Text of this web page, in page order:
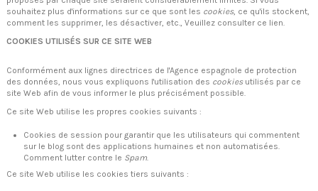
souhaitez plus d'informations sur ce que sont les cookies, ce qu'ils stockent,
comment les supprimer, les désactiver, etc., Veuillez consulter ce lien.
COOKIES UTILISÉS SUR CE SITE WEB
Conformément aux lignes directrices de l'Agence espagnole de protection
des données, nous vous expliquons l'utilisation des cookiesutilisés par ce
site Web afin de vous informer le plus précisément possible.
Ce site Web utilise les propres cookies suivants :
Cookies de session pour garantir que les utilisateurs qui commentent
sur le blog sont des applications humaines et non automatisées.
Comment lutter contre le Spam.
Ce site Web utilise les cookies tiers suivants :